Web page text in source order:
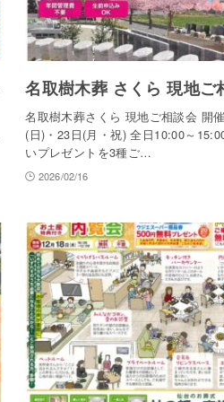
名取樹木葬 さくら 現地ご
名取樹木葬さくら 現地ご相談会 開
(日)・23日(月・祝) 全日10:00～
いプレゼントを3種ご…
2026/02/16